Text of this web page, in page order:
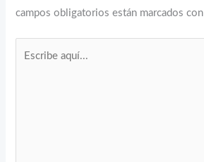
campos obligatorios están marcados con